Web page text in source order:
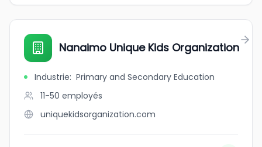
Nanaimo Unique Kids Organization
Industrie: Primary and Secondary Education
11-50 employés
uniquekidsorganization.com